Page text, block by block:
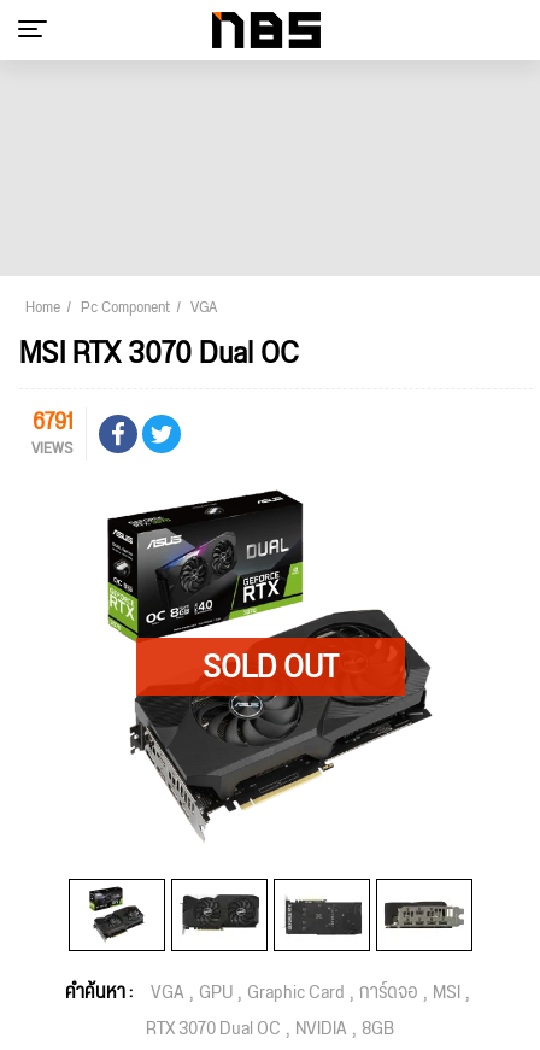
Home Pc Component VGA
MSI RTX 3070 Dual OC
6791
VIEWS
คำค้นหา : VGA GPU Graphic Card การ์ดจอ MSI
RTX 3070 Dual OC NVIDIA 8GB